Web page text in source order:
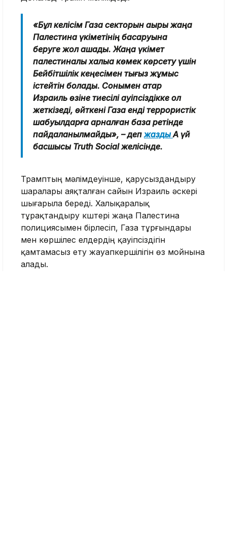
«Бұл келісім Газа секторын ақыры жаңа
Палестина үкіметінің басқаруына
беруге жол ашады. Жаңа үкімет
палестиналық халыққа көмек көрсету үшін
Бейбітшілік кеңесімен тығыз жұмыс
істейтін болады. Сонымен қатар
Израиль өзіне тиесілі қауіпсіздікке қол
жеткізеді, өйткені Газа енді террористік
шабуылдарға арналған база ретінде
пайдаланылмайды», – деп жаздыАқ үй
басшысы Truth Social желісінде.
Трамптың мәлімдеуінше, қарусыздандыру
шаралары аяқталған сайын Израиль әскері
шығарыла береді. Халықаралық
тұрақтандыру күштері жаңа Палестина
полициясымен бірлесіп, Газа тұрғындары
мен көршілес елдердің қауіпсіздігін
қамтамасыз ету жауапкершілігін өз мойнына
алады.